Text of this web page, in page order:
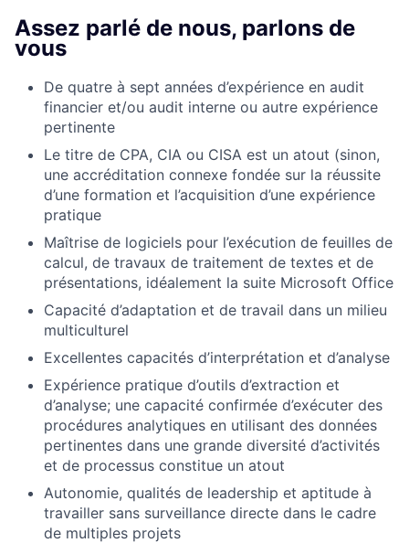
Assez parlé de nous, parlons de
vous
De quatre à sept années d’expérience en audit
financier et/ou audit interne ou autre expérience
pertinente
Le titre de CPA, CIA ou CISA est un atout (sinon,
une accréditation connexe fondée sur la réussite
d’une formation et l’acquisition d’une expérience
pratique
Maîtrise de logiciels pour l’exécution de feuilles de
calcul, de travaux de traitement de textes et de
présentations, idéalement la suite Microsoft Office
Capacité d’adaptation et de travail dans un milieu
multiculturel
Excellentes capacités d’interprétation et d’analyse
Expérience pratique d’outils d’extraction et
d’analyse; une capacité confirmée d’exécuter des
procédures analytiques en utilisant des données
pertinentes dans une grande diversité d’activités
et de processus constitue un atout
Autonomie, qualités de leadership et aptitude à
travailler sans surveillance directe dans le cadre
de multiples projets